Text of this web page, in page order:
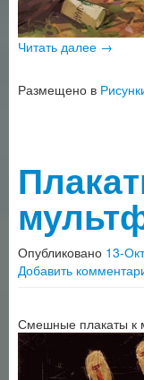
Читать далее →
Размещено в
Опубликовано 13-
Добавить
Смешные плакаты к